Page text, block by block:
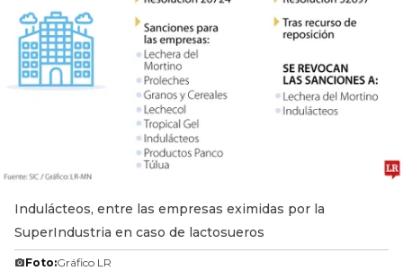
Indulácteos, entre las empresas eximidas por la
SuperIndustria en caso de lactosueros
Foto:Gráfico LR